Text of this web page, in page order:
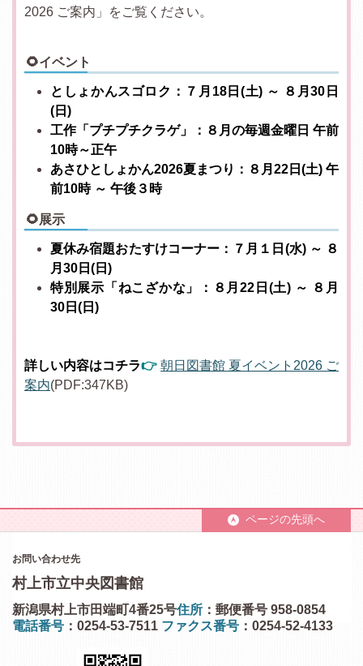
2026 ご案内」をご覧ください。
🌻イベント
としょかんスゴロク：７月18日(土) ～ ８月30日
(日)
工作「プチプチクラゲ」：８月の毎週金曜日 午前
10時～正午
あさひとしょかん2026夏まつり：８月22日(土) 午
前10時 ～ 午後３時
🌻展示
夏休み宿題おたすけコーナー：７月１日(水) ～ ８
月30日(日)
特別展示「ねこざかな」：８月22日(土) ～ ８月
30日(日)
詳しい内容はコチラ👉 朝日図書館 夏イベント2026 ご
案内(PDF:347KB)
ページの先頭へ
お問い合わせ先
村上市立中央図書館
住所 ：郵便番号 958-0854
新潟県村上市田端町4番25号
電話番号 ：0254-53-7511 ファクス番号 ：0254-52-4133